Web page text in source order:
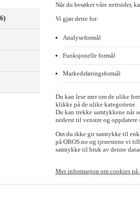
stasjon. Foto: Fornebubanen
den nye Fornebubanen. OBOS tar nesten
Når du besøker våre nettsider,
Vi gjør dette for:
Analyseformål
Funksjonelle formål
Markedsføringsformål
Du kan lese mer om de ulike
klikke på de ulike kategoriene.
Du kan trekke samtykkene når
nederst til venstre og oppdatere
Om du ikke gir samtykke til
på OBOS.no og tjenestene vi
samtykke til bruk av denne
Mer informasjon om cookies på